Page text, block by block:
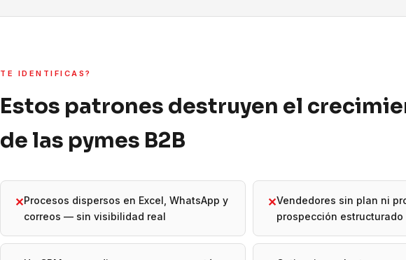
TE IDENTIFICAS?
Estos patrones destruyen el
de las pymes B2B
✕Procesos dispersos en Excel, WhatsApp y
correos — sin visibilidad real
✕Vendedores sin plan ni
prospección estructurado